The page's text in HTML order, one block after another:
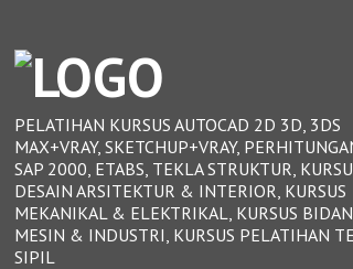
PELATIHAN KURSUS AUTOCAD 2D 3D, 3DS
MAX+VRAY, SKETCHUP+VRAY,
SAP 2000, ETABS, TEKLA STRUKTUR,
DESAIN ARSITEKTUR & INTERIOR, KURSUS
MEKANIKAL & ELEKTRIKAL, KURSUS
MESIN & INDUSTRI, KURSUS PELATIHAN
SIPIL